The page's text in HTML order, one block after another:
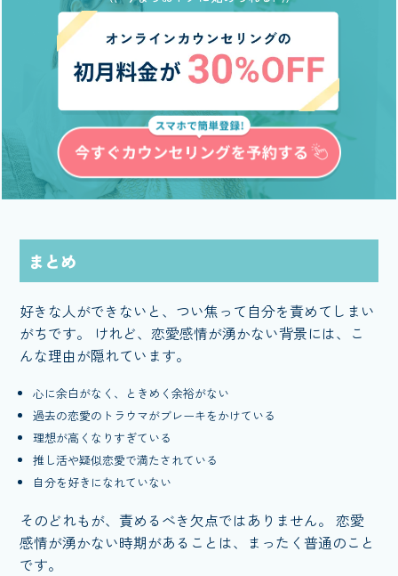
まとめ
好きな人ができないと、つい焦って自分を責めてしまい
がちです。 けれど、恋愛感情が湧かない背景には、こ
んな理由が隠れています。
心に余白がなく、ときめく余裕がない
過去の恋愛のトラウマがブレーキをかけている
理想が高くなりすぎている
推し活や疑似恋愛で満たされている
自分を好きになれていない
そのどれもが、責めるべき欠点ではありません。 恋愛
感情が湧かない時期があることは、まったく普通のこと
です。